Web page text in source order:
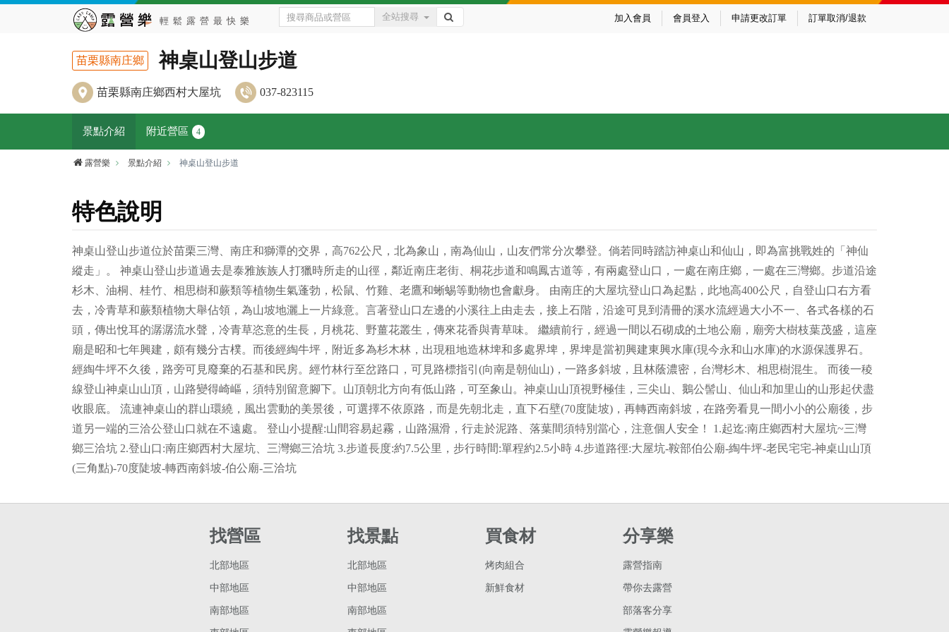
全站搜尋 加入會員 會員登入 申請更改訂單 訂單取消/退款
苗栗縣南庄鄉 神桌山登山步道
苗栗縣南庄鄉西村大屋坑 037-823115
景點介紹 附近營區 4
露營樂 景點介紹 神桌山登山步道
特色說明
神桌山登山步道位於苗栗三灣、南庄和獅潭的交界，高762公尺，北為象山，南為仙山，山友們常分次攀登。倘若同時踏訪神桌山和仙山，即為富挑戰姓的「神仙
縱走」。 神桌山登山步道過去是泰雅族族人打獵時所走的山徑，鄰近南庄老街、桐花步道和鳴鳳古道等，有兩處登山口，一處在南庄鄉，一處在三灣鄉。步道沿途
杉木、油桐、桂竹、相思樹和蕨類等植物生氣蓬勃，松鼠、竹雞、老鷹和蜥蜴等動物也會獻身。 由南庄的大屋坑登山口為起點，此地高400公尺，自登山口右方看
去，冷青草和蕨類植物大舉佔領，為山坡地灑上一片綠意。言著登山口左邊的小溪往上由走去，接上石階，沿途可見到清冊的溪水流經過大小不一、各式各樣的石
頭，傳出悅耳的潺潺流水聲，冷青草恣意的生長，月桃花、野薑花叢生，傳來花香與青草味。 繼續前行，經過一間以石砌成的土地公廟，廟旁大樹枝葉茂盛，這座
廟是昭和七年興建，頗有幾分古樸。而後經綯牛坪，附近多為杉木林，出現租地造林埤和多處界埤，界埤是當初興建東興水庫(現今永和山水庫)的水源保護界石。
經綯牛坪不久後，路旁可見廢棄的石基和民房。經竹林行至岔路口，可見路標指引(向南是朝仙山)，一路多斜坡，且林蔭濃密，台灣杉木、相思樹混生。 而後一稜
線登山神桌山山頂，山路變得崎嶇，須特別留意腳下。山頂朝北方向有低山路，可至象山。神桌山山頂視野極佳，三尖山、鵝公髻山、仙山和加里山的山形起伏盡
收眼底。 流連神桌山的群山環繞，風出雲動的美景後，可選擇不依原路，而是先朝北走，直下石壁(70度陡坡)，再轉西南斜坡，在路旁看見一間小小的公廟後，步
道另一端的三洽公登山口就在不遠處。 登山小提醒:山間容易起霧，山路濕滑，行走於泥路、落葉間須特別當心，注意個人安全！ 1.起迄:南庄鄉西村大屋坑~三灣
鄉三洽坑 2.登山口:南庄鄉西村大屋坑、三灣鄉三洽坑 3.步道長度:約7.5公里，步行時間:單程約2.5小時 4.步道路徑:大屋坑-鞍部伯公廟-綯牛坪-老民宅宅-神桌山山頂
(三角點)-70度陡坡-轉西南斜坡-伯公廟-三洽坑
找營區
北部地區
中部地區
南部地區
找景點
北部地區
中部地區
南部地區
買食材
烤肉組合
新鮮食材
分享樂
露營指南
帶你去露營
部落客分享